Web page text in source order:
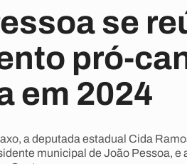
se
pró-
em 2024
a deputada estadual Cida
municipal de João Pessoa, e